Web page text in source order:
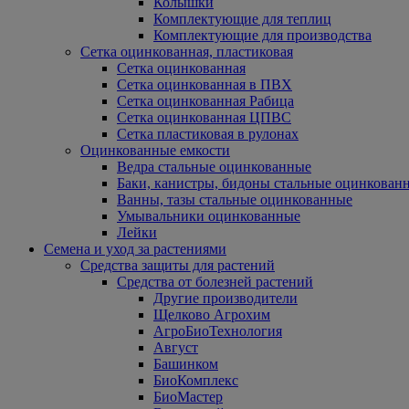
Комплектующие для теплиц
Комплектующие для производства
Сетка оцинкованная, пластиковая
Сетка оцинкованная
Сетка оцинкованная в ПВХ
Сетка оцинкованная Рабица
Сетка оцинкованная ЦПВС
Сетка пластиковая в рулонах
Оцинкованные емкости
Ведра стальные оцинкованные
Баки, канистры, бидоны стальные
Ванны, тазы стальные оцинкованные
Умывальники оцинкованные
Лейки
Семена и уход за растениями
Средства защиты для растений
Средства от болезней растений
Другие производители
Щелково Агрохим
АгроБиоТехнология
Август
Башинком
БиоКомплекс
БиоМастер